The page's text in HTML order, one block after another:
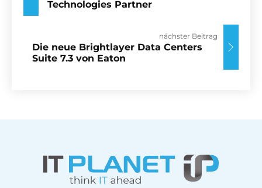
Technologies Partner
nächster Beitrag
Die neue Brightlayer Data Centers
Suite 7.3 von Eaton